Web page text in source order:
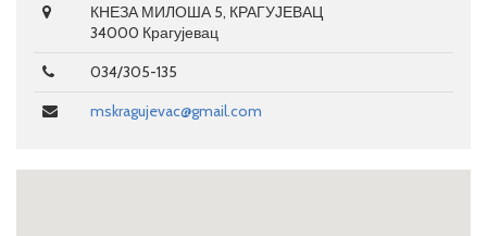
КНЕЗА МИЛОША 5, КРАГУЈЕВАЦ
34000 Крагујевац
034/305-135
mskragujevac@gmail.com